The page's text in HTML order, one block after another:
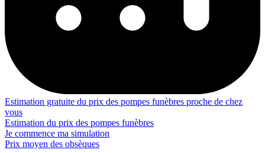
Estimation gratuite du prix des pompes funèbres proche de chez
vous
Estimation du prix des pompes funèbres
Je commence ma simulation
Prix moyen des obsèques